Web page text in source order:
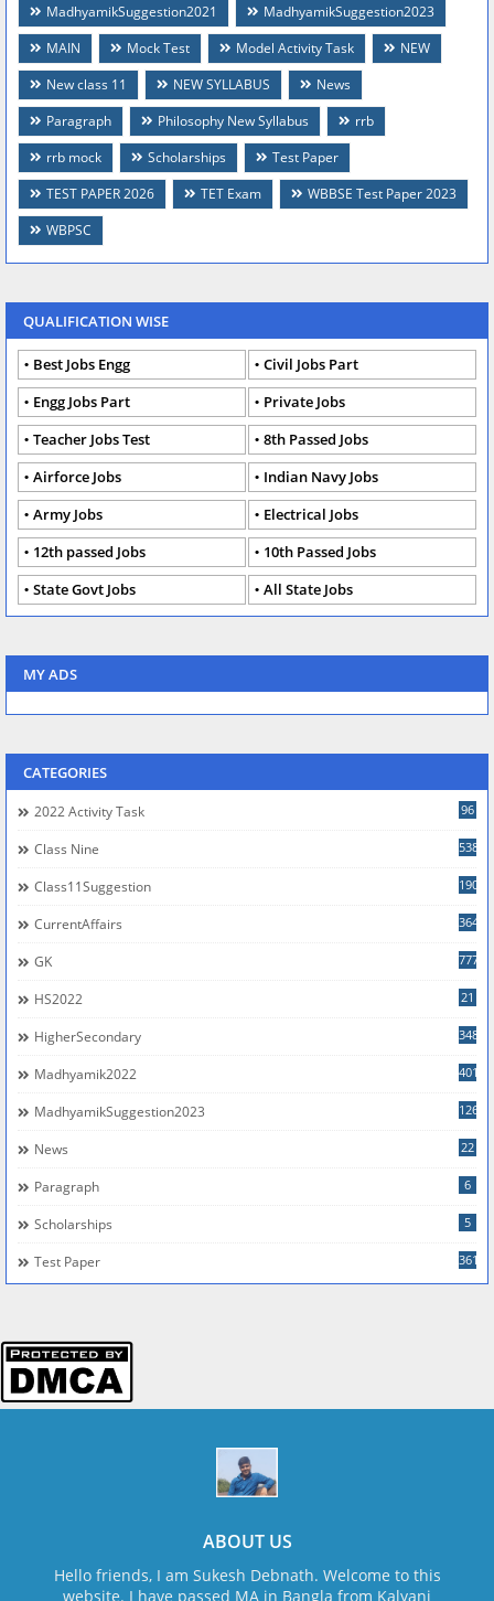
MadhyamikSuggestion2021
MadhyamikSuggestion2023
MAIN
Mock Test Model Activity Task
NEW
New class 11
NEW SYLLABUS
News
Paragraph
Philosophy New Syllabus
rrb
rrb mock
Scholarships
Test Paper
TEST PAPER 2026
TET Exam
WBBSE Test Paper 2023
WBPSC
QUALIFICATION WISE
Best Jobs Engg
Civil Jobs Part
Engg Jobs Part
Private Jobs
Teacher Jobs Test
8th Passed Jobs
Airforce Jobs
Indian Navy Jobs
Army Jobs
Electrical Jobs
12th passed Jobs
10th Passed Jobs
State Govt Jobs
All State Jobs
MY ADS
CATEGORIES
2022 Activity Task 96
Class Nine 538
Class11Suggestion 190
CurrentAffairs 364
GK 777
HS2022 21
HigherSecondary 348
Madhyamik2022 401
MadhyamikSuggestion2023 126
News 22
Paragraph 6
Scholarships 5
Test Paper 361
ABOUT US
Hello friends, I am Sukesh Debnath. Welcome to this
website. I have passed MA in Bangla from Kalyani